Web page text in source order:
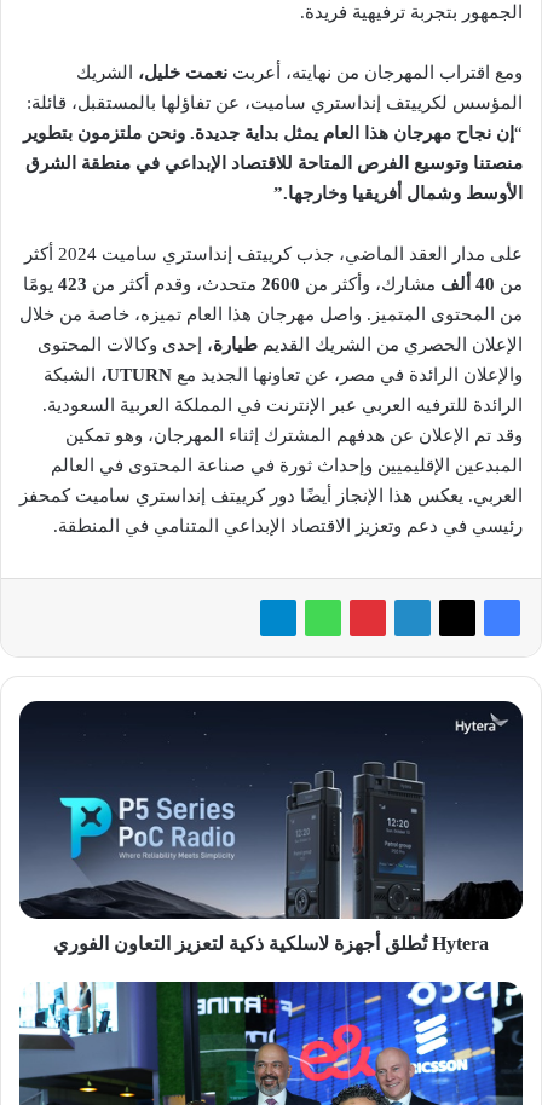
الجمهور بتجربة ترفيهية فريدة.
ومع اقتراب المهرجان من نهايته، أعربت نعمت خليل، الشريك
المؤسس لكرييتف إنداستري ساميت، عن تفاؤلها بالمستقبل، قائلة:
“ إن نجاح مهرجان هذا العام يمثل بداية جديدة. ونحن ملتزمون بتطوير
منصتنا وتوسيع الفرص المتاحة للاقتصاد الإبداعي في منطقة الشرق
الأوسط وشمال أفريقيا وخارجها.”
على مدار العقد الماضي، جذب كرييتف إنداستري ساميت 2024 أكثر
من 40 ألف مشارك، وأكثر من 2600 متحدث، وقدم أكثر من 423 يومًا
من المحتوى المتميز. واصل مهرجان هذا العام تميزه، خاصة من خلال
الإعلان الحصري من الشريك القديم طيارة، إحدى وكالات المحتوى
والإعلان الرائدة في مصر، عن تعاونها الجديد مع UTURN، الشبكة
الرائدة للترفيه العربي عبر الإنترنت في المملكة العربية السعودية.
وقد تم الإعلان عن هدفهم المشترك إثناء المهرجان، وهو تمكين
المبدعين الإقليميين وإحداث ثورة في صناعة المحتوى في العالم
العربي. يعكس هذا الإنجاز أيضًا دور كرييتف إنداستري ساميت كمحفز
رئيسي في دعم وتعزيز الاقتصاد الإبداعي المتنامي في المنطقة.
Hytera
الفوري
Hytera تُطلق أجهزة لاسلكية ذكية لتعزيز التعاون الفوري
شراكة
استراتيجية
بين
«إي
آند